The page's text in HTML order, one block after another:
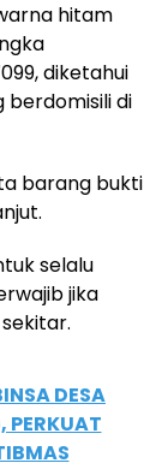
hitam
diketahui
berdomisili di
barang bukti
selalu
jika
DESA
PERKUAT